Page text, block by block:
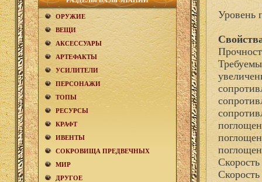
ОРУЖИЕ
ВЕЩИ
АКCЕСCУАРЫ
АРТЕФАКТЫ
УСИЛИТЕЛИ
ПЕРСОНАЖИ
ТОПЫ
РЕСУРСЫ
КРАФТ
ИВЕНТЫ
СОКРОВИЩА ПРЕДВЕЧНЫХ
МИР
ДРУГОЕ
Уровень